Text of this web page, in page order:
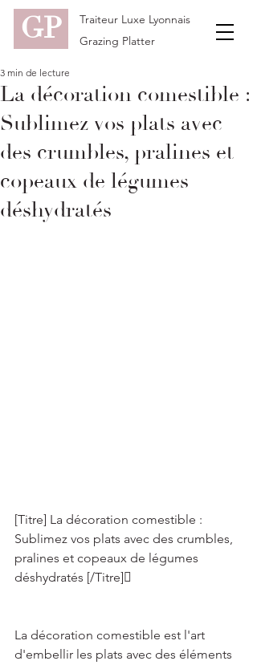
GP
Traiteur Luxe Lyonnais
Grazing Platter
La décoration comestible :
Sublimez vos plats avec
des crumbles, pralines et
copeaux de légumes
déshydratés
3 min de lecture
[Titre] La décoration comestible :
Sublimez vos plats avec des crumbles,
pralines et copeaux de légumes
déshydratés [/Titre]
La décoration comestible est l'art
d'embellir les plats avec des éléments